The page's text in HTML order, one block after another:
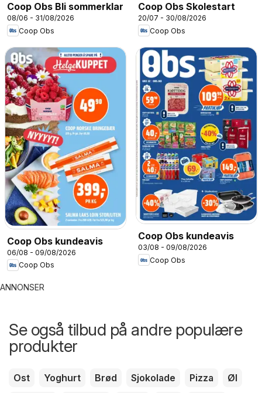
Coop Obs Bli sommerklar
08/06 - 31/08/2026
Coop Obs
Coop Obs Skolestart
20/07 - 30/08/2026
Coop Obs
Coop Obs kundeavis
06/08 - 09/08/2026
Coop Obs
Coop Obs kundeavis
03/08 - 09/08/2026
Coop Obs
ANNONSER
Se også tilbud på andre populære
produkter
Ost Yoghurt Brød Sjokolade Pizza
Øl